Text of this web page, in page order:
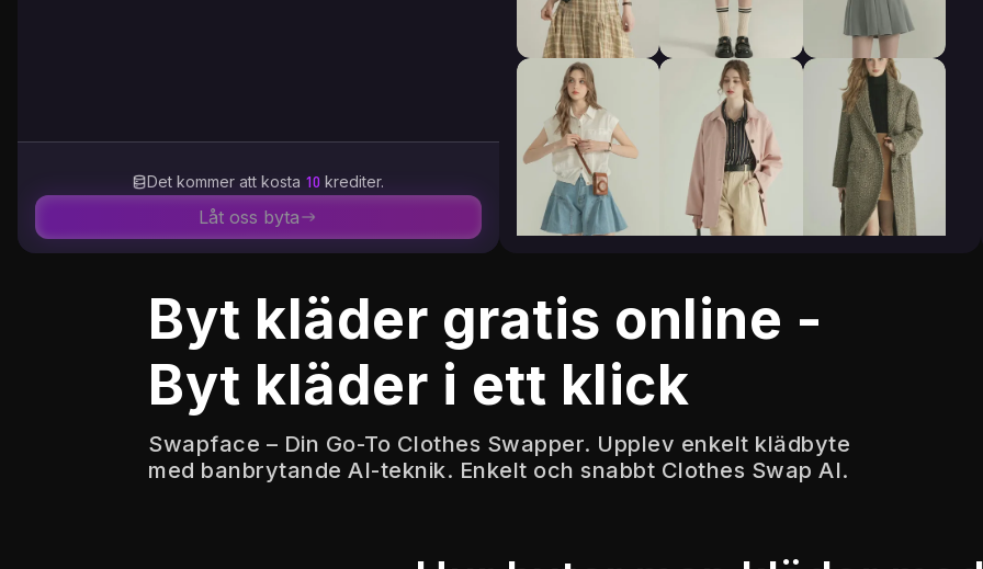
Det kommer att kosta 10 krediter.
Låt oss byta
Byt kläder gratis online -
Byt kläder i ett klick
Swapface – Din Go-To Clothes Swapper. Upplev enkelt klädbyte
med banbrytande AI-teknik. Enkelt och snabbt Clothes Swap AI.